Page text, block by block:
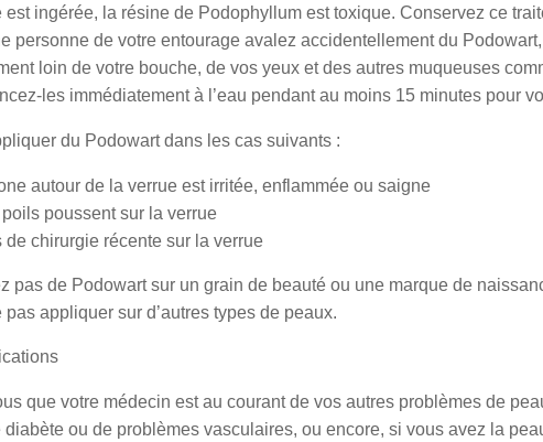
est ingérée, la résine de Podophyllum est toxique. Conservez ce
personne de votre entourage avalez accidentellement du
loin de votre bouche, de vos yeux et des autres muqueuses
les immédiatement à l’eau pendant au moins 15 minutes pour
du Podowart dans les cas suivants :
autour de la verrue est irritée, enflammée ou saigne
poussent sur la verrue
de chirurgie récente sur la verrue
pas de Podowart sur un grain de beauté ou une marque de
pas appliquer sur d’autres types de peaux.
que votre médecin est au courant de vos autres problèmes de
diabète ou de problèmes vasculaires, ou encore, si vous avez la